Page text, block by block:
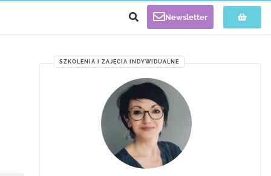
Newsletter
SZKOLENIA I ZAJĘCIA INDYWIDUALNE